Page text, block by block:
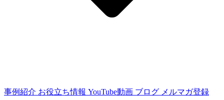
事例紹介 お役立ち情報 YouTube動画 ブログ メルマガ登録